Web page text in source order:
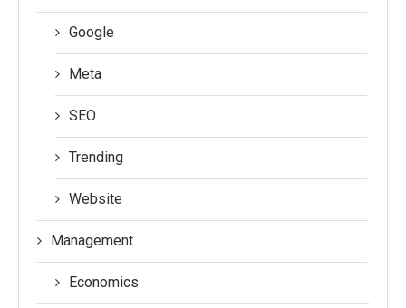
Google
Meta
SEO
Trending
Website
Management
Economics